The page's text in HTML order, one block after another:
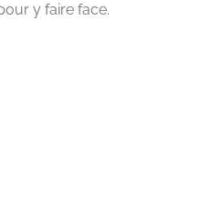
y faire face.